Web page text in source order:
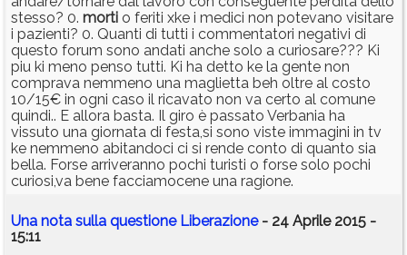
stesso? 0. morti o feriti xke i medici non potevano visitare
i pazienti? 0. Quanti di tutti i commentatori negativi di
questo forum sono andati anche solo a curiosare??? Ki
piu ki meno penso tutti. Ki ha detto ke la gente non
comprava nemmeno una maglietta beh oltre al costo
10/15€ in ogni caso il ricavato non va certo al comune
quindi.. E allora basta. Il giro è passato Verbania ha
vissuto una giornata di festa,si sono viste immagini in tv
ke nemmeno abitandoci ci si rende conto di quanto sia
bella. Forse arriveranno pochi turisti o forse solo pochi
curiosi,va bene facciamocene una ragione.
Una nota sulla questione Liberazione- 24 Aprile 2015 -
15:11